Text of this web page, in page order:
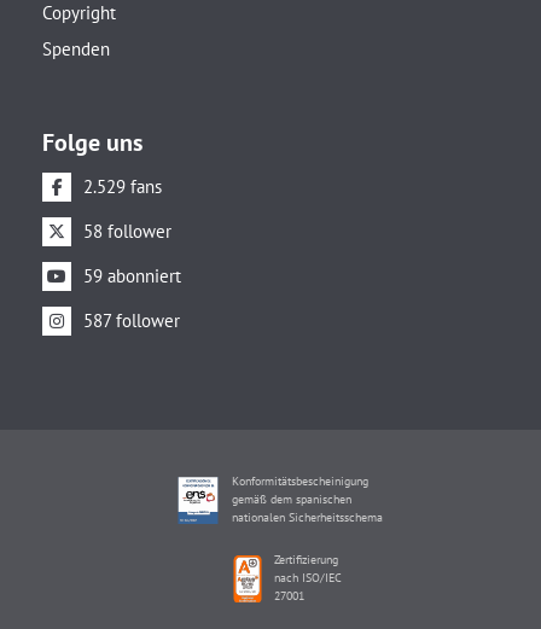
Copyright
Spenden
Folge uns
2.529 fans
58 follower
59 abonniert
587 follower
Konformitätsbescheinigung
gemäß dem spanischen
nationalen Sicherheitsschema
Zertifizierung
nach ISO/IEC
27001